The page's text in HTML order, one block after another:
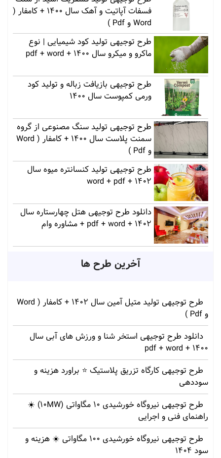
فسفات آپاتیت و آهک سال 1400 + کامفار (
Word و Pdf )
طرح توجیهی تولید کود شیمیایی | نوع
ماکرو و میکرو سال 1400 + pdf + word
طرح توجیهی بازیافت زباله و تولید کود
ورمی کمپوست سال 1400
طرح توجیهی تولید سنگ مصنوعی از گروه
سمنت پلاست سال 1400 + کامفار ( Word
و Pdf )
طرح توجیهی تولید کنسانتره میوه سال
1402 + word + pdf
دانلود طرح توجیهی هتل چهارستاره سال
1402 + pdf + word + مشاوره وام
آخرین طرح ها
طرح توجیهی تولید متیل آمین سال 1402 + کامفار ( Word
و Pdf )
دانلود طرح توجیهی استخر شنا و ورزش های آبی سال
1400 + pdf + word
طرح توجیهی کارگاه تزریق پلاستیک ⭐ براورد هزینه و
سوددهی
طرح توجیهی نیروگاه خورشیدی 10 مگاواتی (10MW) ☀️
راهنمای فنی و اجرایی
طرح توجیهی نیروگاه خورشیدی 100 مگاواتی ☀️ هزینه‌ و
سود 1404